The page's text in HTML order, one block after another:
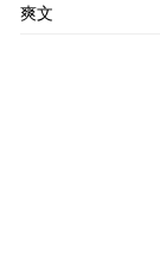
爽文